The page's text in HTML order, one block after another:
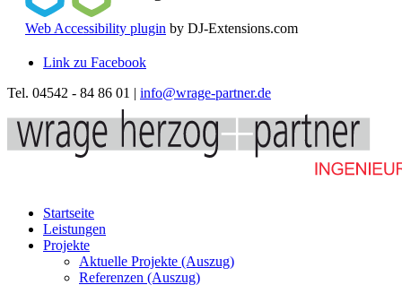
Web Accessibility plugin by DJ-Extensions.com
Link zu Facebook
Tel. 04542 - 84 86 01 | info@wrage-partner.de
Startseite
Leistungen
Projekte
Aktuelle Projekte (Auszug)
Referenzen (Auszug)